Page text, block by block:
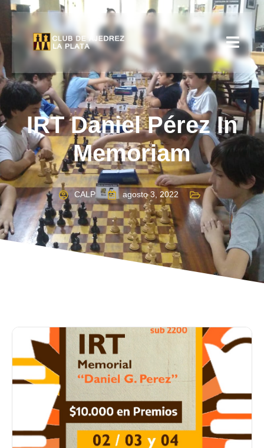
IRT Daniel Pérez In
Memoriam
CALP agosto 3, 2022